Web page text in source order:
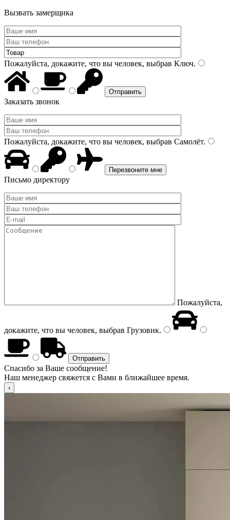
Вызвать замерщика
Пожалуйста, докажите, что вы человек, выбрав Ключ.
Заказать звонок
Пожалуйста, докажите, что вы человек, выбрав Самолёт.
Письмо директору
Пожалуйста,
докажите, что вы человек, выбрав Грузовик.
Спасибо за Ваше сообщение!
Наш менеджер свяжется с Вами в ближайшее время.